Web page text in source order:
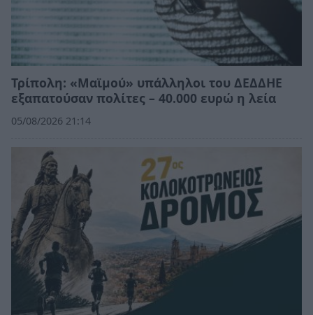
Τρίπολη: «Μαϊμού» υπάλληλοι του ΔΕΔΔΗΕ
εξαπατούσαν πολίτες – 40.000 ευρώ η λεία
05/08/2026 21:14